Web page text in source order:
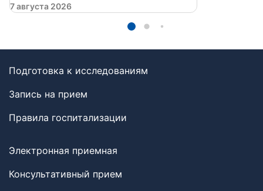
7 августа 2026
Подготовка к исследованиям
Запись на прием
Правила госпитализации
Электронная приемная
Консультативный прием